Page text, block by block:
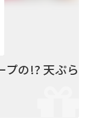
プの!? 天ぷら